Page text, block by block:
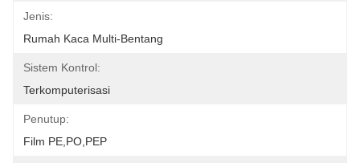
Jenis:
Rumah Kaca Multi-Bentang
Sistem Kontrol:
Terkomputerisasi
Penutup:
Film PE,PO,PEP